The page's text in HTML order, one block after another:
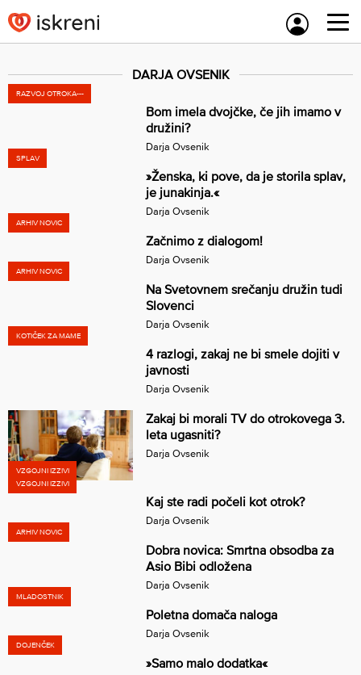
to
content
DARJA OVSENIK
RAZVOJ OTROKA---
Bom imela dvojčke, če jih imamo v
družini?
Darja Ovsenik
SPLAV
»Ženska, ki pove, da je storila splav,
je junakinja.«
Darja Ovsenik
ARHIV NOVIC
Začnimo z dialogom!
Darja Ovsenik
ARHIV NOVIC
Na Svetovnem srečanju družin tudi
Slovenci
Darja Ovsenik
KOTIČEK ZA MAME
4 razlogi, zakaj ne bi smele dojiti v
javnosti
Darja Ovsenik
VZGOJNI IZZIVI
Zakaj bi morali TV do otrokovega 3.
leta ugasniti?
Darja Ovsenik
VZGOJNI IZZIVI
Kaj ste radi počeli kot otrok?
Darja Ovsenik
ARHIV NOVIC
Dobra novica: Smrtna obsodba za
Asio Bibi odložena
Darja Ovsenik
MLADOSTNIK
Poletna domača naloga
Darja Ovsenik
DOJENČEK
»Samo malo dodatka«